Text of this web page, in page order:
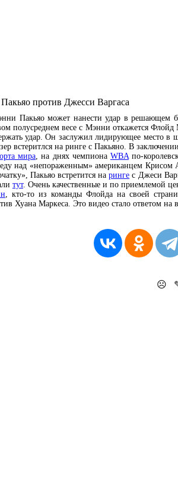
Пакьяо может нанести удар в решающем
полусреднем весе с Мэнни откажется
удар. Он заслужил лидирующее место в
на ринге с Пакьяно. В
мира , на днях чемпиона WBA по-
над «непораженным» американцем
Пакьяо встретится наринге с Джеси
тут. Очень качественные и по приемлемой
, кто-то из команды Флойда на своей
Хуана Маркеса. Это видео стало ответом
☹